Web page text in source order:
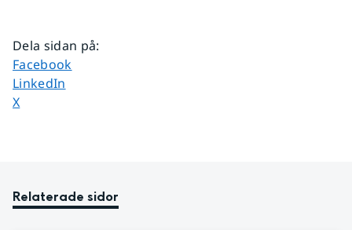
Dela sidan på:
Dela sidan på
Facebook
Dela sidan på
LinkedIn
Dela sidan på
X
Relaterade sidor